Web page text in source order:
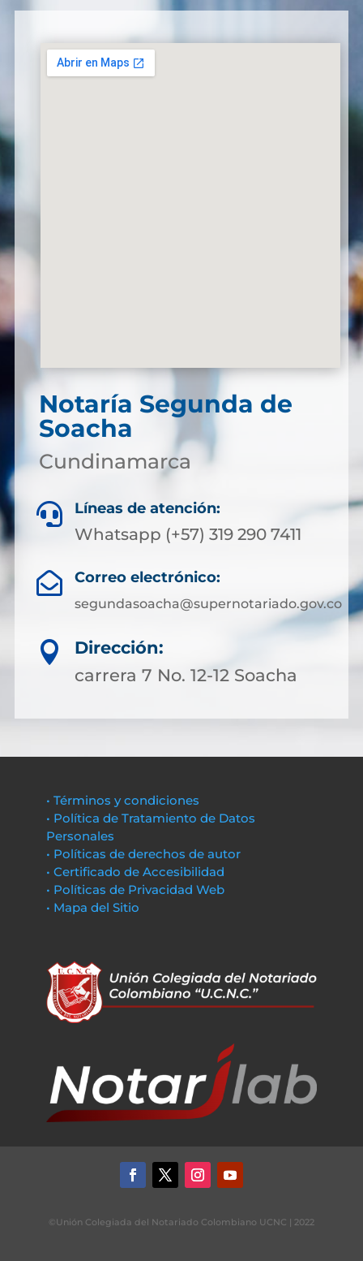
Notaría Segunda de
Soacha
Cundinamarca
 Líneas de atención:
Whatsapp (+57) 319 290 7411
 Correo electrónico:
segundasoacha@supernotariado.gov.co

Dirección:
carrera 7 No. 12-12 Soacha
• Términos y condiciones
• Política de Tratamiento de Datos
Personales
• Políticas de derechos de autor
• Certificado de Accesibilidad
• Políticas de Privacidad Web
• Mapa del Sitio
©Unión Colegiada del Notariado Colombiano UCNC | 2022